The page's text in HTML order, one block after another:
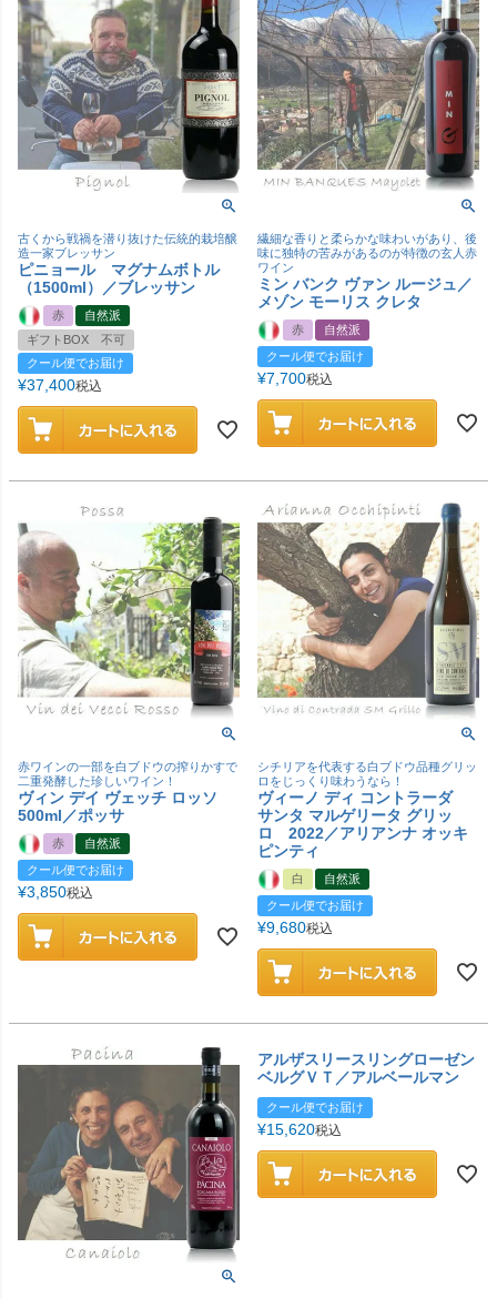
古くから戦禍を潜り抜けた伝統的栽培醸
造一家ブレッサン
ピニョール マグナムボトル
（1500ml）／ブレッサン
赤
自然派
ギフトBOX 不可
クール便でお届け
¥37,400税込
繊細な香りと柔らかな味わいがあり、後
味に独特の苦みがあるのが特徴の玄人赤
ワイン
ミン バンク ヴァン ルージュ／
メゾン モーリス クレタ
赤
自然派
クール便でお届け
¥7,700税込
赤ワインの一部を白ブドウの搾りかすで
二重発酵した珍しいワイン！
ヴィン デイ ヴェッチ ロッソ
500ml／ポッサ
赤
自然派
クール便でお届け
¥3,850税込
シチリアを代表する白ブドウ品種グリッ
ロをじっくり味わうなら！
ヴィーノ ディ コントラーダ
サンタ マルゲリータ グリッ
ロ 2022／アリアンナ オッキ
ピンティ
白
自然派
クール便でお届け
¥9,680税込
アルザスリースリングローゼン
ベルグＶＴ／アルベールマン
クール便でお届け
¥15,620税込